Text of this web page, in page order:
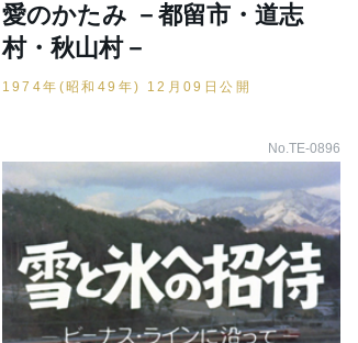
愛のかたみ －都留市・道志
村・秋山村－
1974年(昭和49年) 12月09日公開
No.TE-0896